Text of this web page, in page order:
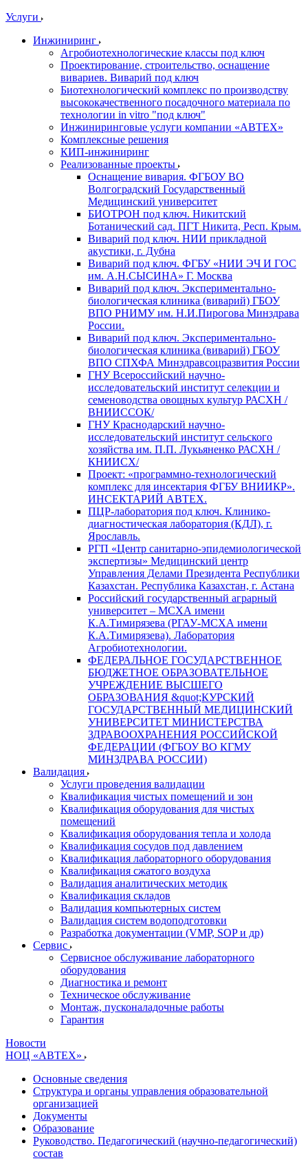
Услуги
Инжиниринг
Агробиотехнологические классы под ключ
Проектирование, строительство, оснащение
вивариев. Виварий под ключ
Биотехнологический комплекс по производству
высококачественного посадочного материала по
технологии in vitro "под ключ"
Инжиниринговые услуги компании «АВТЕХ»
Комплексные решения
КИП-инжиниринг
Реализованные проекты
Оснащение вивария. ФГБОУ ВО
Волгоградский Государственный
Медицинский университет
БИОТРОН под ключ. Никитский
Ботанический сад. ПГТ Никита, Респ. Крым.
Виварий под ключ. НИИ прикладной
акустики, г. Дубна
Виварий под ключ. ФГБУ «НИИ ЭЧ И ГОС
им. А.Н.СЫСИНА» Г. Москва
Виварий под ключ. Экспериментально-
биологическая клиника (виварий) ГБОУ
ВПО РНИМУ им. Н.И.Пирогова Минздрава
России.
Виварий под ключ. Экспериментально-
биологическая клиника (виварий) ГБОУ
ВПО СПХФА Минздравсоцразвития России
ГНУ Всероссийский научно-
исследовательский институт селекции и
семеноводства овощных культур РАСХН /
ВНИИССОК/
ГНУ Краснодарский научно-
исследовательский институт сельского
хозяйства им. П.П. Лукьяненко РАСХН /
КНИИСХ/
Проект: «программно-технологический
комплекс для инсектария ФГБУ ВНИИКР».
ИНСЕКТАРИЙ АВТЕХ.
ПЦР-лаборатория под ключ. Клинико-
диагностическая лаборатория (КДЛ), г.
Ярославль.
РГП «Центр санитарно-эпидемиологической
экспертизы» Медицинский центр
Управления Делами Президента Республики
Казахстан. Республика Казахстан, г. Астана
Российский государственный аграрный
университет – МСХА имени
К.А.Тимирязева (РГАУ-МСХА имени
К.А.Тимирязева). Лаборатория
Агробиотехнологии.
ФЕДЕРАЛЬНОЕ ГОСУДАРСТВЕННОЕ
БЮДЖЕТНОЕ ОБРАЗОВАТЕЛЬНОЕ
УЧРЕЖДЕНИЕ ВЫСШЕГО
ОБРАЗОВАНИЯ &quot;КУРСКИЙ
ГОСУДАРСТВЕННЫЙ МЕДИЦИНСКИЙ
УНИВЕРСИТЕТ МИНИСТЕРСТВА
ЗДРАВООХРАНЕНИЯ РОССИЙСКОЙ
ФЕДЕРАЦИИ (ФГБОУ ВО КГМУ
МИНЗДРАВА РОССИИ)
Валидация
Услуги проведения валидации
Квалификация чистых помещений и зон
Квалификация оборудования для чистых
помещений
Квалификация оборудования тепла и холода
Квалификация сосудов под давлением
Квалификация лабораторного оборудования
Квалификация сжатого воздуха
Валидация аналитических методик
Квалификация складов
Валидация компьютерных систем
Валидация систем водоподготовки
Разработка документации (VMP, SOP и др)
Cервис
Сервисное обслуживание лабораторного
оборудования
Диагностика и ремонт
Техническое обслуживание
Монтаж, пусконаладочные работы
Гарантия
Новости
НОЦ «АВТЕХ»
Основные сведения
Структура и органы управления образовательной
организацией
Документы
Образование
Руководство. Педагогический (научно-педагогический)
состав